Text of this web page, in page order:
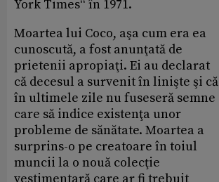
York Times“ în 1971.
Moartea lui Coco, aşa cum era ea
cunoscută, a fost anunţată de
prietenii apropiaţi. Ei au declarat
că decesul a survenit în linişte şi că
în ultimele zile nu fuseseră semne
care să indice existenţa unor
probleme de sănătate. Moartea a
surprins-o pe creatoare în toiul
muncii la o nouă colecţie
vestimentară care ar fi trebuit